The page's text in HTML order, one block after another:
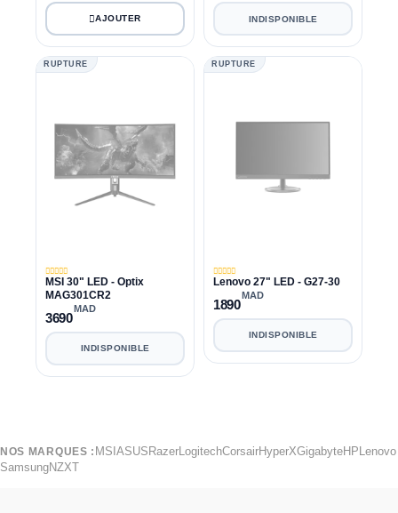
INDISPONIBLE
RUPTURE
MSI 30" LED - Optix
MAG301CR2
3690
MAD
INDISPONIBLE
RUPTURE
Lenovo 27" LED - G27-30
1890
MAD
INDISPONIBLE
NOS MARQUES : MSI ASUS RazerLogitechCorsairHyperXGigabyteHP Lenovo
SamsungNZXT